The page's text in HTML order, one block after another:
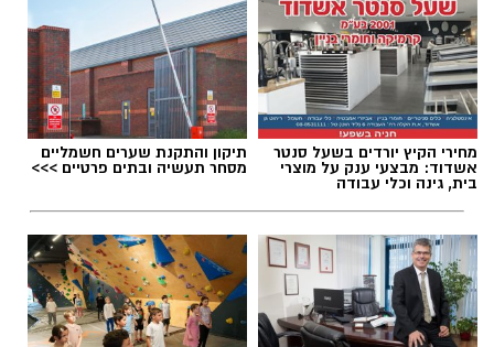
תגים:דגלים בחופי אשדוד
מחירי הקיץ יורדים בשעל סנטר
אשדוד: מבצעי ענק על מוצרי
בית, גינה וכלי עבודה
תיקון והתקנת שערים חשמליים
מסחר תעשיה ובתים פרטיים >>>